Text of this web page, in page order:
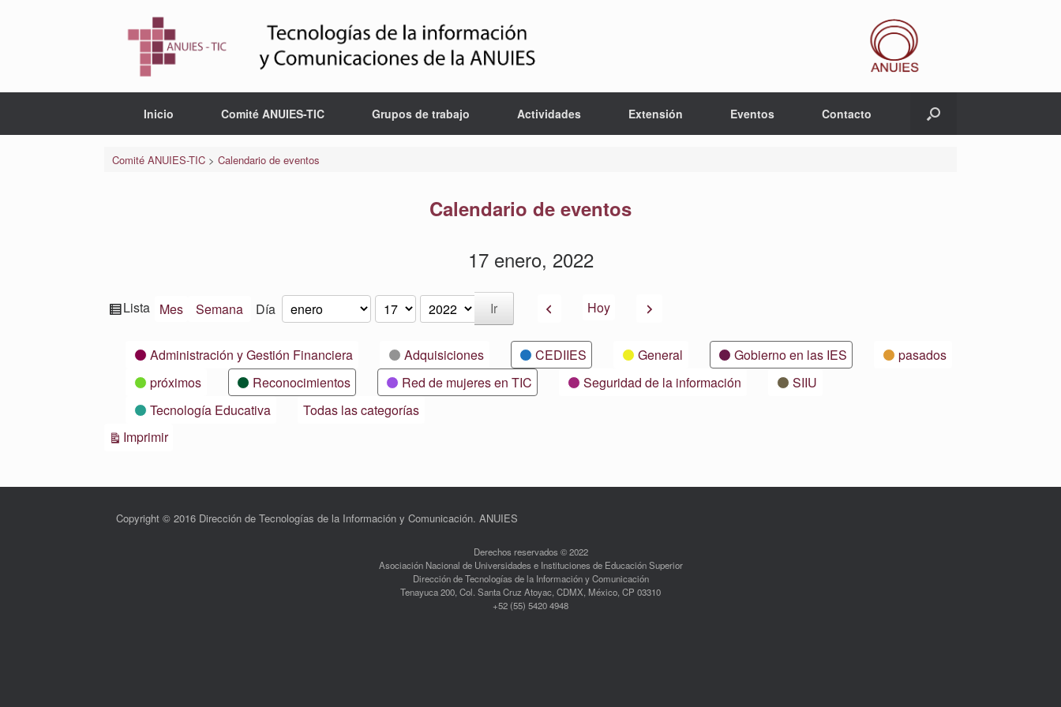
Inicio Comité ANUIES-TIC Grupos de trabajo Actividades Extensión Eventos Contacto
Comité ANUIES-TIC> Calendario de eventos
Calendario de eventos
17 enero, 2022
Ver
Lista Mes Semana Día Mes
Día
Año AnteriorHoy Siguiente
CategoríasAdministración y Gestión Financiera Adquisiciones CEDIIES General Gobierno en las IES
pasados
próximos
Reconocimientos Red de mujeres en TIC Seguridad de la información
SIIU
Tecnología Educativa
Todas las categorías
ImprimirVistas
Copyright © 2016 Dirección de Tecnologías de la Información y Comunicación. ANUIES
Derechos reservados © 2022
Asociación Nacional de Universidades e Instituciones de Educación Superior
Dirección de Tecnologías de la Información y Comunicación
Tenayuca 200, Col. Santa Cruz Atoyac, CDMX, México, CP 03310
+52 (55) 5420 4948